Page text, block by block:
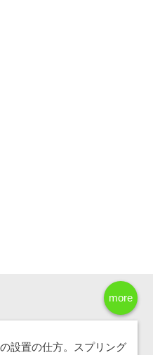
more
設置の仕方。スプリング